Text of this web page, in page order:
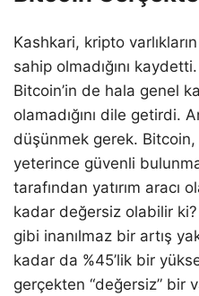
Kashkari, kripto
sahip olmadığını
Bitcoin’in de hala genel
olamadığını dile getirdi.
düşünmek gerek.
yeterince güvenli
tarafından yatırım aracı
kadar değersiz olabilir ki?
gibi inanılmaz bir artış
kadar da %45’lik bir
gerçekten “değersiz” bir